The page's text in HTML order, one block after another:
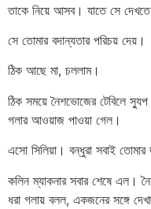
তাকে নিয়ে আসব। যাতে সে
সে তোমার বদান্যতার পরিচয় দেয়।
ঠিক আছে মা, চললাম।
ঠিক সময়ে নৈশভোজের টেবিলে
গলার আওয়াজ পাওয়া গেল।
এসো সিলিয়া। বন্ধুরা সবাই
কলিন ম্যাকনার সবার শেষে এল।
ধরা গলায় বলল, একজনের সঙ্গে